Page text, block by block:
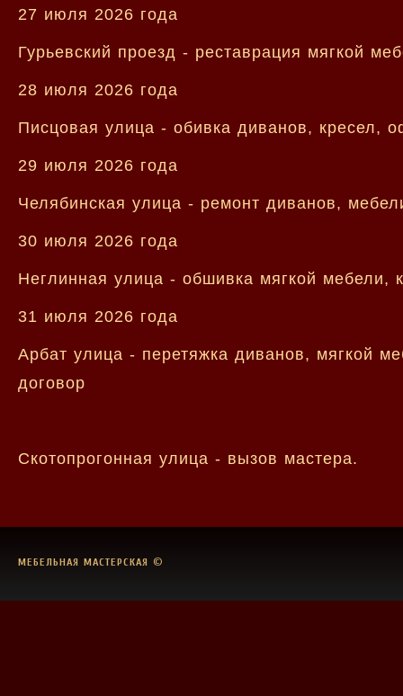
27 июля 2026 года
Гурьевский проезд - реставрация мягкой
28 июля 2026 года
Писцовая улица - обивка диванов, кресел,
29 июля 2026 года
Челябинская улица - ремонт диванов,
30 июля 2026 года
Неглинная улица - обшивка мягкой мебели,
31 июля 2026 года
Арбат улица - перетяжка диванов, мягкой
договор
Скотопрогонная улица - вызов мастера.
МЕБЕЛЬНАЯ МАСТЕРСКАЯ ©